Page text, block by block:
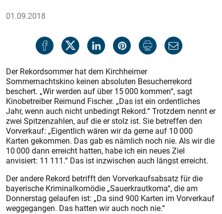
01.09.2018
Der Rekordsommer hat dem Kirchheimer
Sommernachtskino keinen absoluten Besucherrekord
beschert. „Wir werden auf über 15 000 kommen“, sagt
Kinobetreiber Reimund Fischer. „Das ist ein ordentliches
Jahr, wenn auch nicht unbedingt Rekord.“ Trotzdem nennt er
zwei Spitzenzahlen, auf die er stolz ist. Sie betreffen den
Vorverkauf: „Eigentlich wären wir da gerne auf 10 000
Karten gekommen. Das gab es nämlich noch nie. Als wir die
10 000 dann erreicht hatten, habe ich ein neues Ziel
anvisiert: 11 111.“ Das ist inzwischen auch längst erreicht.
Der andere Rekord betrifft den Vorverkaufsabsatz für die
bayerische Kriminalkomödie „Sauerkrautkoma“, die am
Donnerstag gelaufen ist: „Da sind 900 Karten im Vorverkauf
weggegangen. Das hatten wir auch noch nie.“